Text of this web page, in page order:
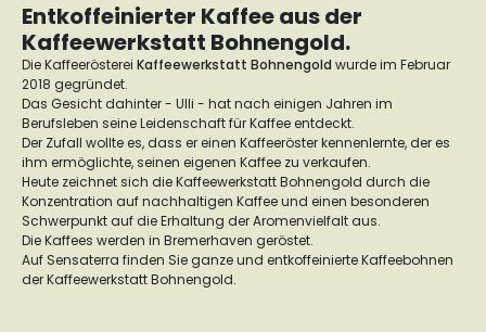
Entkoffeinierter Kaffee aus der
Kaffeewerkstatt Bohnengold.
Die Kaffeerösterei Kaffeewerkstatt Bohnengold wurde im Februar
2018 gegründet.
Das Gesicht dahinter - Ulli - hat nach einigen Jahren im
Berufsleben seine Leidenschaft für Kaffee entdeckt.
Der Zufall wollte es, dass er einen Kaffeeröster kennenlernte, der es
ihm ermöglichte, seinen eigenen Kaffee zu verkaufen.
Heute zeichnet sich die Kaffeewerkstatt Bohnengold durch die
Konzentration auf nachhaltigen Kaffee und einen besonderen
Schwerpunkt auf die Erhaltung der Aromenvielfalt aus.
Die Kaffees werden in Bremerhaven geröstet.
Auf Sensaterra finden Sie ganze und entkoffeinierte Kaffeebohnen
der Kaffeewerkstatt Bohnengold.